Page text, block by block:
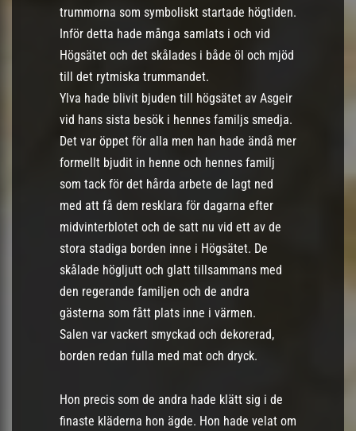
trummorna som symboliskt startade högtiden.
Inför detta hade många samlats i och vid
Högsätet och det skålades i både öl och mjöd
till det rytmiska trummandet.
Ylva hade blivit bjuden till högsätet av Asgeir
vid hans sista besök i hennes familjs smedja.
Det var öppet för alla men han hade ändå mer
formellt bjudit in henne och hennes familj
som tack för det hårda arbete de lagt ned
med att få dem resklara för dagarna efter
midvinterblotet och de satt nu vid ett av de
stora stadiga borden inne i Högsätet. De
skålade högljutt och glatt tillsammans med
den regerande familjen och de andra
gästerna som fått plats inne i värmen.
Salen var vackert smyckad och dekorerad,
borden redan fulla med mat och dryck.
Hon precis som de andra hade klätt sig i de
finaste kläderna hon ägde. Hon hade velat om